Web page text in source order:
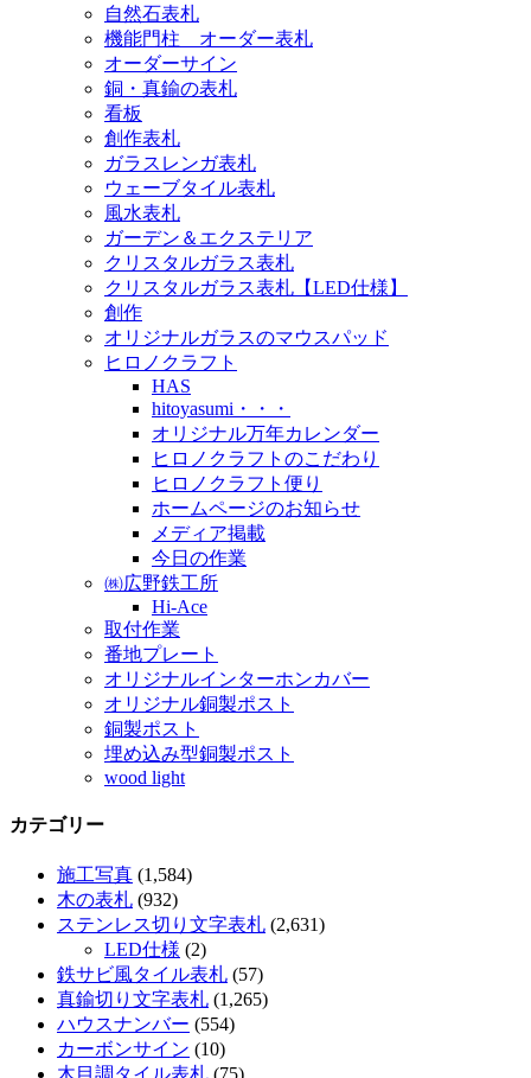
自然石表札
機能門柱 オーダー表札
オーダーサイン
銅・真鍮の表札
看板
創作表札
ガラスレンガ表札
ウェーブタイル表札
風水表札
ガーデン＆エクステリア
クリスタルガラス表札
クリスタルガラス表札【LED仕様】
創作
オリジナルガラスのマウスパッド
ヒロノクラフト
HAS
hitoyasumi・・・
オリジナル万年カレンダー
ヒロノクラフトのこだわり
ヒロノクラフト便り
ホームページのお知らせ
メディア掲載
今日の作業
㈱広野鉄工所
Hi-Ace
取付作業
番地プレート
オリジナルインターホンカバー
オリジナル銅製ポスト
銅製ポスト
埋め込み型銅製ポスト
wood light
カテゴリー
施工写真 (1,584)
木の表札 (932)
ステンレス切り文字表札 (2,631)
LED仕様 (2)
鉄サビ風タイル表札 (57)
真鍮切り文字表札 (1,265)
ハウスナンバー (554)
カーボンサイン (10)